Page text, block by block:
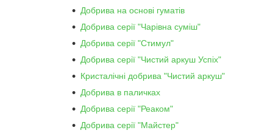
Добрива на основі гуматів
Добрива серії "Чарівна суміш"
Добрива серії "Стимул"
Добрива серії "Чистий аркуш Успіх"
Кристалічні добрива "Чистий аркуш"
Добрива в паличках
Добрива серії "Реаком"
Добрива серії "Майстер"